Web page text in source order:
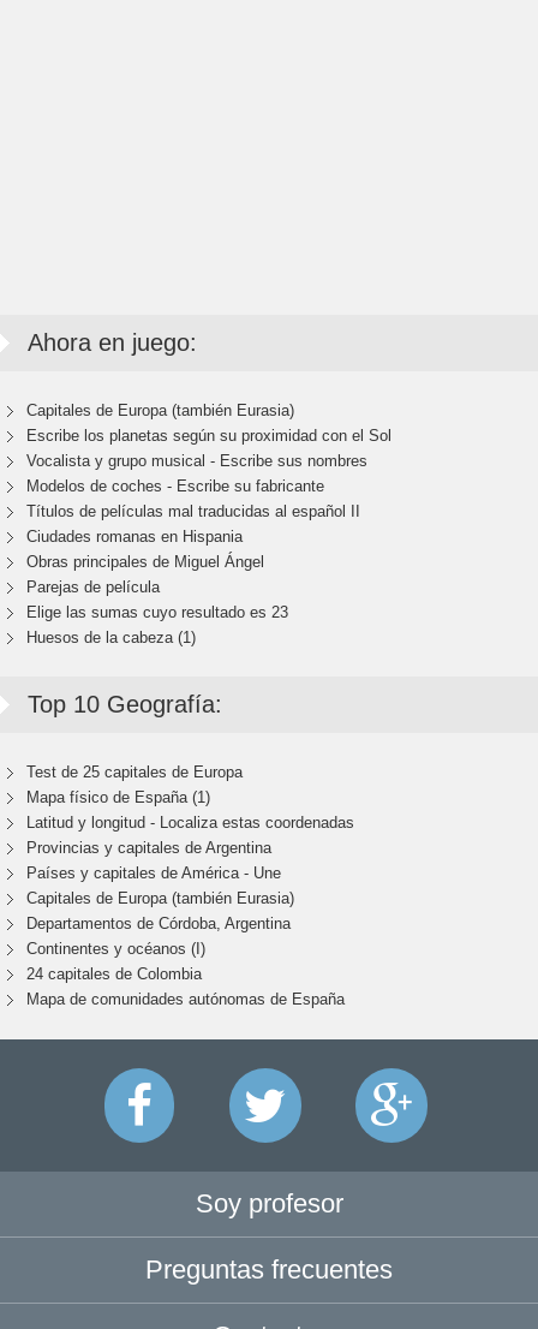
Ahora en juego:
Capitales de Europa (también Eurasia)
Escribe los planetas según su proximidad con el Sol
Vocalista y grupo musical - Escribe sus nombres
Modelos de coches - Escribe su fabricante
Títulos de películas mal traducidas al español II
Ciudades romanas en Hispania
Obras principales de Miguel Ángel
Parejas de película
Elige las sumas cuyo resultado es 23
Huesos de la cabeza (1)
Top 10 Geografía:
Test de 25 capitales de Europa
Mapa físico de España (1)
Latitud y longitud - Localiza estas coordenadas
Provincias y capitales de Argentina
Países y capitales de América - Une
Capitales de Europa (también Eurasia)
Departamentos de Córdoba, Argentina
Continentes y océanos (I)
24 capitales de Colombia
Mapa de comunidades autónomas de España
Soy profesor
Preguntas frecuentes